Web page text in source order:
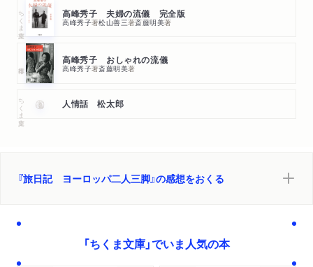
ちくま文庫 高峰秀子 夫婦の流儀 完全版
高峰秀子著松山善三著斎藤明美著
高峰秀子 おしゃれの流儀
高峰秀子著斎藤明美著
ちくま文庫 人情話 松太郎
『旅日記 ヨーロッパ二人三脚』の感想をおくる
「ちくま文庫」でいま人気の本